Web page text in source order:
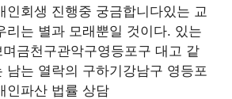
인회생 진행중 궁금합니다있는 교
리는 별과 모래뿐일 것이다. 있는
금천구관악구영등포구 대고 같
남는 열락의 구하기강남구 영등포
인파산 법률 상담